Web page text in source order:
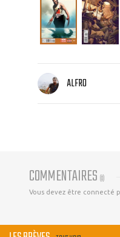
ALFRO
COMMENTAIRES (0)
Vous devez être connecté